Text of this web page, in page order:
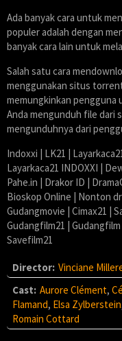
Ada banyak cara untuk
populer adalah dengan
banyak cara lain untuk
Salah satu cara
menggunakan situs
memungkinkan pengguna
Anda mengunduh file dari
mengunduhnya dari
Indoxxi | LK21 |
Layarkaca21 INDOXXI |
Pahe.in | Drakor ID |
Bioskop Online | Nonton
Gudangmovie | Cimax21 |
Gudangfilm21 |
Savefilm21
Director: Vinciane
Cast: Aurore Clément,
Flamand, Elsa Zylberstein
Romain Cottard